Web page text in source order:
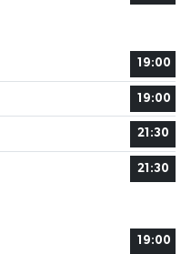
19:00
19:00
21:30
21:30
19:00